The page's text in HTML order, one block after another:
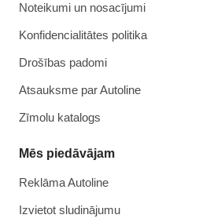
Noteikumi un nosacījumi
Konfidencialitātes politika
Drošības padomi
Atsauksme par Autoline
Zīmolu katalogs
Mēs piedāvājam
Reklāma Autoline
Izvietot sludinājumu